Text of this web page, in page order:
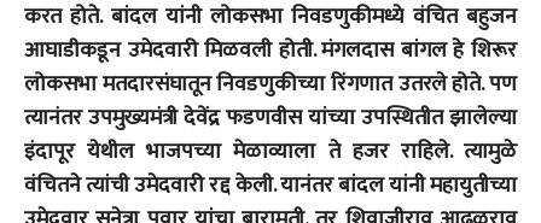
करत होते. बांदल यांनी लोकसभा निवडणुकीमध्ये वंचित बहुजन
आघाडीकडून उमेदवारी मिळवली होती. मंगलदास बांगल हे शिरूर
लोकसभा मतदारसंघातून निवडणुकीच्या रिंगणात उतरले होते. पण
त्यानंतर उपमुख्यमंत्री देवेंद्र फडणवीस यांच्या उपस्थितीत झालेल्या
इंदापूर येथील भाजपच्या मेळाव्याला ते हजर राहिले. त्यामुळे
वंचितने त्यांची उमेदवारी रद्द केली. यानंतर बांदल यांनी महायुतीच्या